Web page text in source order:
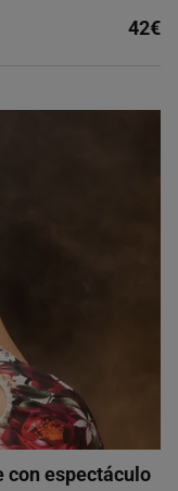
42€
con espectáculo